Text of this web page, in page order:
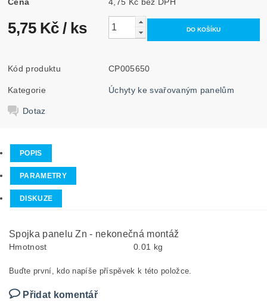
5,75 Kč/ ks
Kód produktu CP005650
Kategorie Úchyty ke svařovaným panelům
Dotaz
POPIS
PARAMETRY
DISKUZE
Spojka panelu Zn - nekonečná montáž
Hmotnost 0.01 kg
Buďte první, kdo napíše příspěvek k této položce.
Přidat komentář